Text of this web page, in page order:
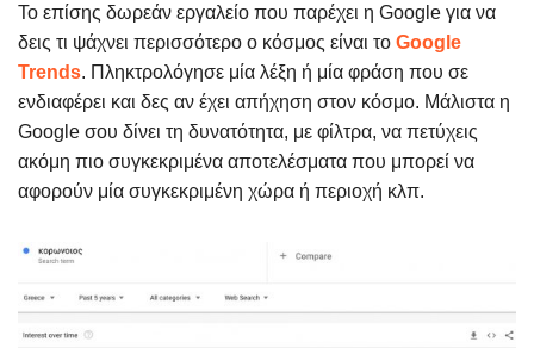
Το επίσης δωρεάν εργαλείο που παρέχει η Google για να
δεις τι ψάχνει περισσότερο ο κόσμος είναι το Google
Trends. Πληκτρολόγησε μία λέξη ή μία φράση που σε
ενδιαφέρει και δες αν έχει απήχηση στον κόσμο. Μάλιστα η
Google σου δίνει τη δυνατότητα, με φίλτρα, να πετύχεις
ακόμη πιο συγκεκριμένα αποτελέσματα που μπορεί να
αφορούν μία συγκεκριμένη χώρα ή περιοχή κλπ.